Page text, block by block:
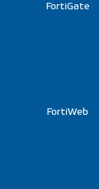
FortiGate
FortiWeb